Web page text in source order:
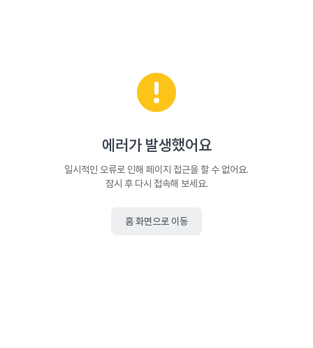
에러가 발생했어요
일시적인 오류로 인해 페이지 접근을 할 수 없어요.
잠시 후 다시 접속해 보세요.
홈 화면으로 이동